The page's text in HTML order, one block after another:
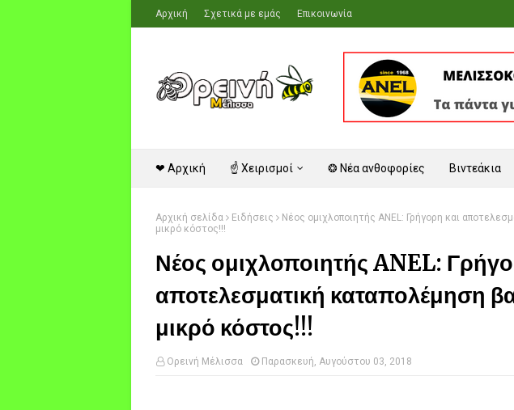
Αρχική Σχετικά με εμάς Επικοινωνία
❤ Αρχική ☝ Χειρισμοί ❂ Νέα ανθοφορίες Βιντεάκια
Αρχική σελίδα Ειδήσεις
Νέος ομιχλοποιητής ANEL: Γρήγορη και
μικρό κόστος!!!
Νέος ομιχλοποιητής ANEL:
αποτελεσματική καταπολέμηση
μικρό κόστος!!!
Ορεινή Μέλισσα Παρασκευή, Αυγούστου 03, 2018